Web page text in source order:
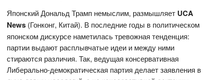
Японский Дональд Трамп немыслим, размышляет UCA
News (Гонконг, Китай). В последние годы в политическом
японском дискурсе наметилась тревожная тенденция:
партии выдают расплывчатые идеи и между ними
стираются различия. Так, ведущая консервативная
Либерально-демократическая партия делает заявления в